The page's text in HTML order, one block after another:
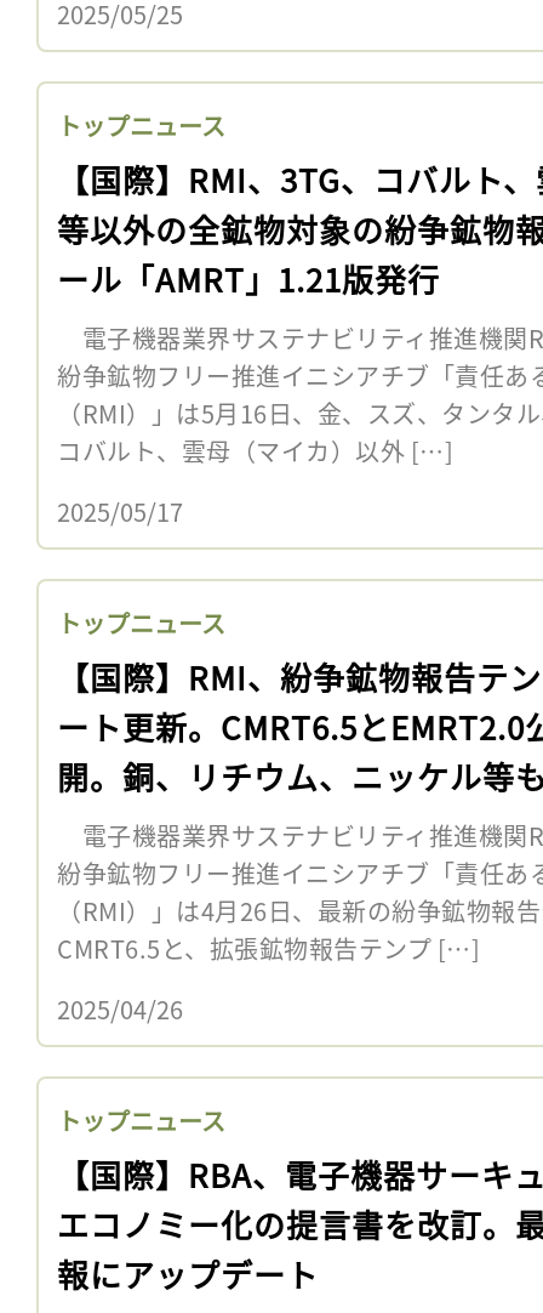
2025/05/25
トップニュース
【国際】RMI、3TG、コバルト
等以外の全鉱物対象の紛争鉱物
ール「AMRT」1.21版発行
電子機器業界サステナビリティ推進機関
紛争鉱物フリー推進イニシアチブ「責任あ
（RMI）」は5月16日、金、スズ、タンタ
コバルト、雲母（マイカ）以外 […]
2025/05/17
トップニュース
【国際】RMI、紛争鉱物報告テ
ート更新。CMRT6.5とEMRT2.0
開。銅、リチウム、ニッケル等
電子機器業界サステナビリティ推進機関
紛争鉱物フリー推進イニシアチブ「責任あ
（RMI）」は4月26日、最新の紛争鉱物報
CMRT6.5と、拡張鉱物報告テンプ […]
2025/04/26
トップニュース
【国際】RBA、電子機器サーキ
エコノミー化の提言書を改訂。
報にアップデート